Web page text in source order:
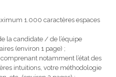
1.000 caractères espaces
la candidate / de l’équipe
(environ 1 page) ;
notamment l’état des
intuitions, votre méthodologie